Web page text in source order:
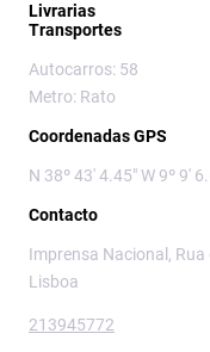
Livrarias
Transportes
Autocarros: 58
Metro: Rato
Coordenadas GPS
N 38º 43' 4.45" W 9º 9'
Contacto
Imprensa Nacional,
Lisboa
213945772